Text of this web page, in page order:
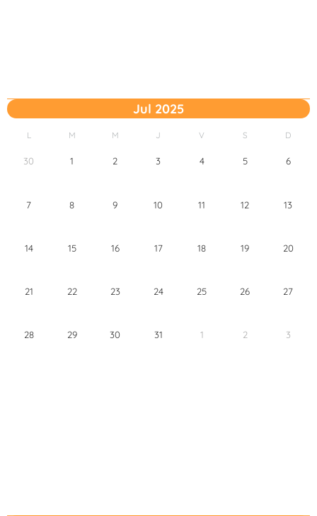
Jul 2025
L M M J V S D
30 1 2 3 4 5 6
7 8 9 10 11 12 13
14 15 16 17 18 19 20
21 22 23 24 25 26 27
28 29 30 31 1 2 3